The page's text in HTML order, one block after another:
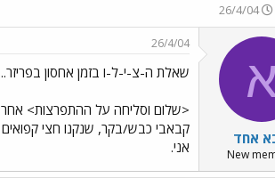
פ
ו
ר
ם
ב
א
ר
י
ך
26/4/04
אחד
New
26/4/04
שאלת ה-צ-י-ל-ו בזמן אחסון בפריזר..
אני.